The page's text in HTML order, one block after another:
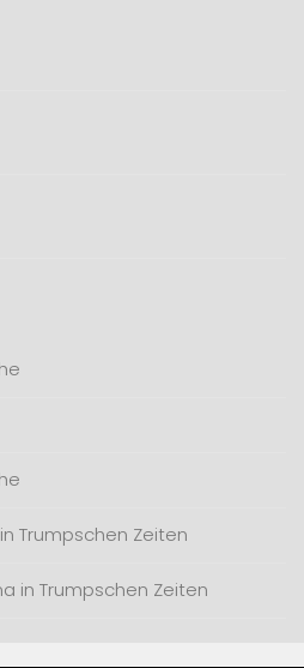
Trumpschen Zeiten
in Trumpschen Zeiten